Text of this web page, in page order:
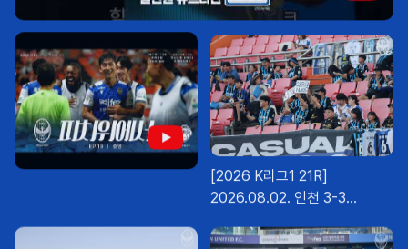
[2026 K리그1 21R]
2026.08.02. 인천 3-3